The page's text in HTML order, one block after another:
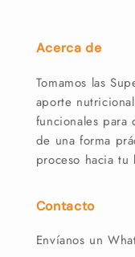
Acerca de
Tomamos las
aporte
funcionales
de una forma
proceso hacia tu
Contacto
Envíanos un